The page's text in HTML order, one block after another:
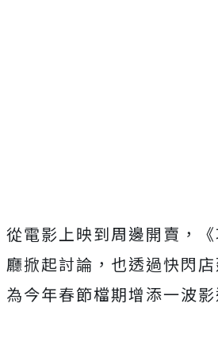
從電影上映到周邊開賣，
廳掀起討論，也透過快閃店
為今年春節檔期增添一波影